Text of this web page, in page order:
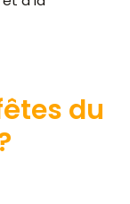
du